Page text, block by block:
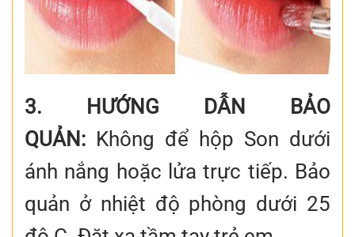
3. HƯỚNG DẪN BẢO
QUẢN: Không để hộp Son dưới
ánh nắng hoặc lửa trực tiếp. Bảo
quản ở nhiệt độ phòng dưới 25